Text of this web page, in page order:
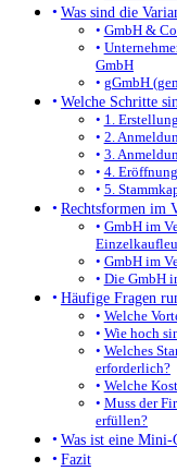
Was sind die
GmbH &
GmbH
gGmbH
Welche Schritte
1.
2.
3.
4.
5.
Rechtsformen im
GmbH im
GmbH im
Die GmbH
Häufige Fragen
Welche
Wie hoch
Welches
erforderlich?
Welche
Muss der
erfüllen?
Was ist eine Mini-
Fazit